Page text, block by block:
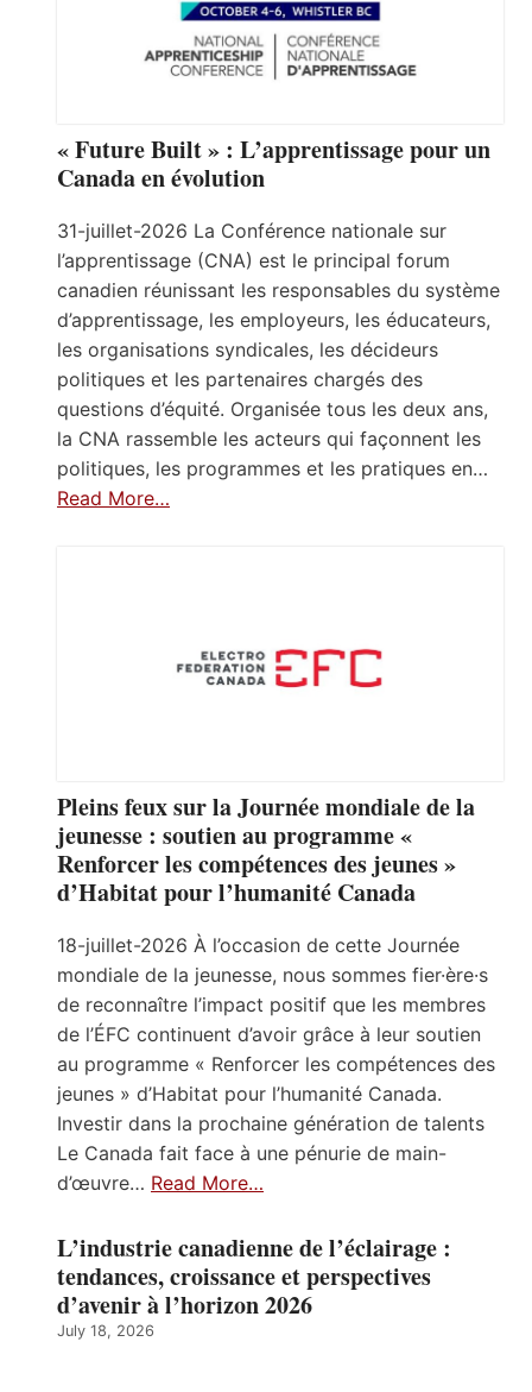
« Future Built » : L’apprentissage pour un
Canada en évolution
31-juillet-2026 La Conférence nationale sur
l’apprentissage (CNA) est le principal forum
canadien réunissant les responsables du système
d’apprentissage, les employeurs, les éducateurs,
les organisations syndicales, les décideurs
politiques et les partenaires chargés des
questions d’équité. Organisée tous les deux ans,
la CNA rassemble les acteurs qui façonnent les
politiques, les programmes et les pratiques en…
Read More…
Pleins feux sur la Journée mondiale de la
jeunesse : soutien au programme «
Renforcer les compétences des jeunes »
d’Habitat pour l’humanité Canada
18-juillet-2026 À l’occasion de cette Journée
mondiale de la jeunesse, nous sommes fier·ère·s
de reconnaître l’impact positif que les membres
de l’ÉFC continuent d’avoir grâce à leur soutien
au programme « Renforcer les compétences des
jeunes » d’Habitat pour l’humanité Canada.
Investir dans la prochaine génération de talents
Le Canada fait face à une pénurie de main-
d’œuvre… Read More…
L’industrie canadienne de l’éclairage :
tendances, croissance et perspectives
d’avenir à l’horizon 2026
July 18, 2026